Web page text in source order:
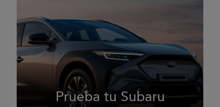
Prueba tu Subaru